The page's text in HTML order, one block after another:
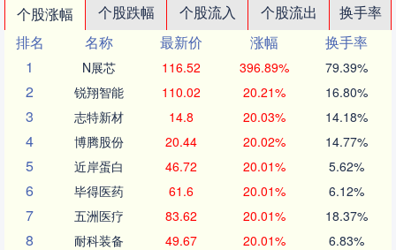
个股涨幅 个股跌幅 个股流入 个股流出
换手率
排名
名称 最新价 涨幅
换手率
1
N展芯 116.52 396.89% 79.39%
2 锐翔智能 110.02 20.21% 16.80%
3 志特新材 14.8 20.03% 14.18%
4 博腾股份 20.44 20.02% 14.77%
5 近岸蛋白 46.72 20.01% 5.62%
6 毕得医药 61.6 20.01% 6.12%
7 五洲医疗 83.62 20.01% 18.37%
8 耐科装备 49.67 20.01% 6.83%